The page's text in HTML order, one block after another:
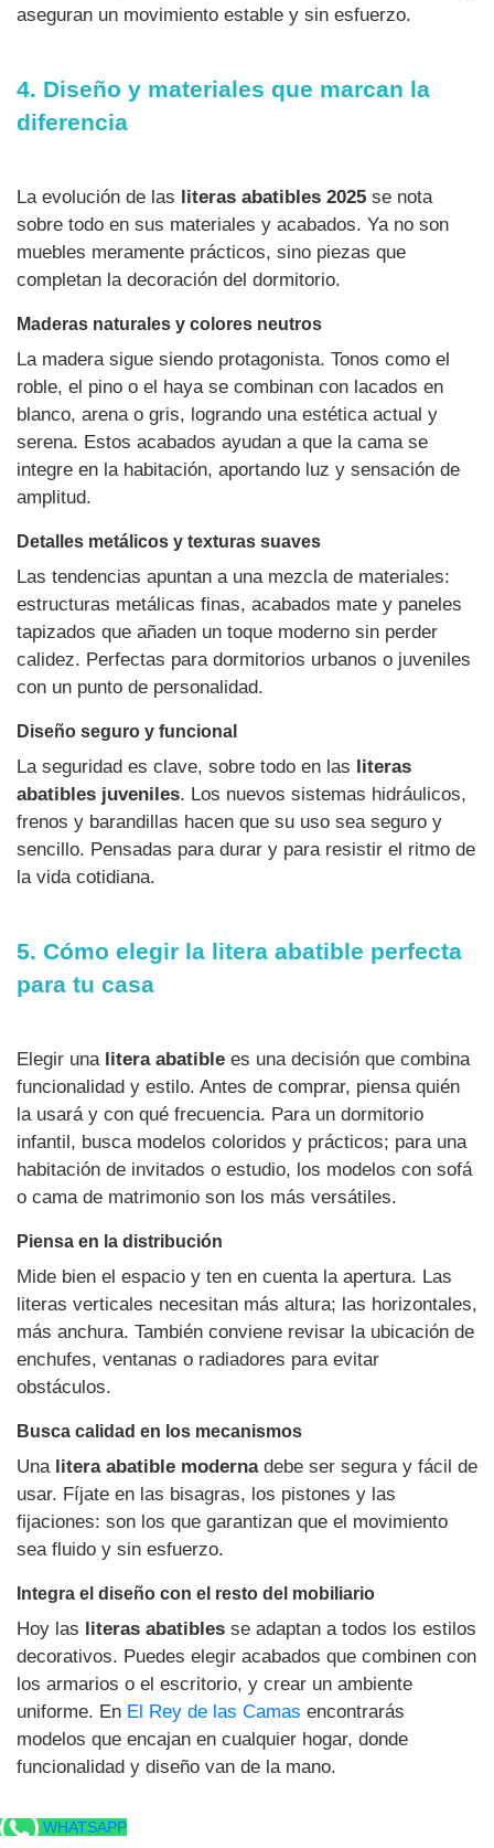
aseguran un movimiento estable y sin esfuerzo.
4. Diseño y materiales que marcan la
diferencia
La evolución de las literas abatibles 2025 se nota
sobre todo en sus materiales y acabados. Ya no son
muebles meramente prácticos, sino piezas que
completan la decoración del dormitorio.
Maderas naturales y colores neutros
La madera sigue siendo protagonista. Tonos como el
roble, el pino o el haya se combinan con lacados en
blanco, arena o gris, logrando una estética actual y
serena. Estos acabados ayudan a que la cama se
integre en la habitación, aportando luz y sensación de
amplitud.
Detalles metálicos y texturas suaves
Las tendencias apuntan a una mezcla de materiales:
estructuras metálicas finas, acabados mate y paneles
tapizados que añaden un toque moderno sin perder
calidez. Perfectas para dormitorios urbanos o juveniles
con un punto de personalidad.
Diseño seguro y funcional
La seguridad es clave, sobre todo en las
literas
abatibles juveniles. Los nuevos sistemas hidráulicos,
frenos y barandillas hacen que su uso sea seguro y
sencillo. Pensadas para durar y para resistir el ritmo de
la vida cotidiana.
5. Cómo elegir la litera abatible perfecta
para tu casa
Elegir una litera abatible es una decisión que combina
funcionalidad y estilo. Antes de comprar, piensa quién
la usará y con qué frecuencia. Para un dormitorio
infantil, busca modelos coloridos y prácticos; para una
habitación de invitados o estudio, los modelos con sofá
o cama de matrimonio son los más versátiles.
Piensa en la distribución
Mide bien el espacio y ten en cuenta la apertura. Las
literas verticales necesitan más altura; las horizontales,
más anchura. También conviene revisar la ubicación de
enchufes, ventanas o radiadores para evitar
obstáculos.
Busca calidad en los mecanismos
Una litera abatible modernadebe ser segura y fácil de
usar. Fíjate en las bisagras, los pistones y las
fijaciones: son los que garantizan que el movimiento
sea fluido y sin esfuerzo.
Integra el diseño con el resto del mobiliario
Hoy las literas abatibles se adaptan a todos los estilos
decorativos. Puedes elegir acabados que combinen con
los armarios o el escritorio, y crear un ambiente
uniforme. En El Rey de las Camas encontrarás
modelos que encajan en cualquier hogar, donde
funcionalidad y diseño van de la mano.
WHATSAPP